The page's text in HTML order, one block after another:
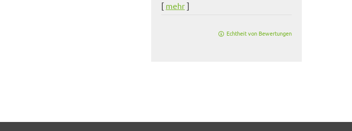
[ mehr ]
Echtheit von Bewertungen